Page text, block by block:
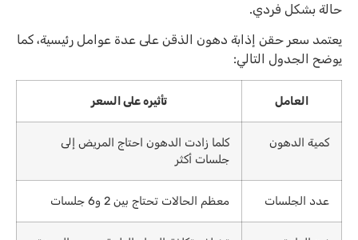
حالة بشكل فردي.
يعتمد سعر حقن إذابة دهون الذقن على عدة عوامل رئيسية، كما
يوضح الجدول التالي:
العامل تأثيره على السعر
كمية الدهون
كلما زادت الدهون احتاج المريض إلى
جلسات أكثر
عدد الجلسات معظم الحالات تحتاج بين 2 و6 جلسات